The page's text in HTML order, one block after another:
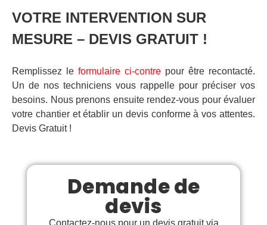
VOTRE INTERVENTION SUR
MESURE – DEVIS GRATUIT !
Remplissez le formulaire ci-contre pour être recontacté.
Un de nos techniciens vous rappelle pour préciser vos
besoins. Nous prenons ensuite rendez-vous pour évaluer
votre chantier et établir un devis conforme à vos attentes.
Devis Gratuit !
Demande de
devis